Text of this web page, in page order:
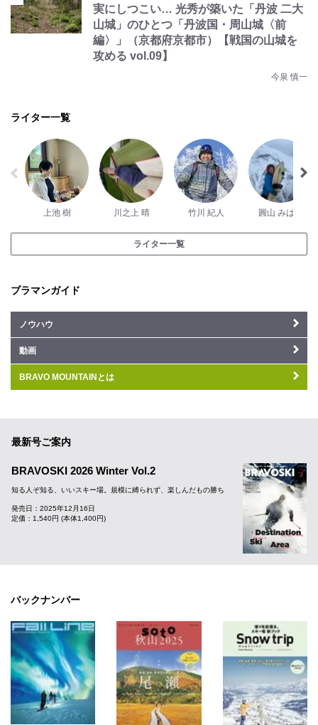
実にしつこい… 光秀が築いた「丹波 二大
山城」のひとつ「丹波国・周山城〈前
編〉」（京都府京都市）【戦国の山城を
攻める vol.09】
今泉 慎一
ライター一覧
上池 樹 川之上 晴 竹川 紀人 圓山 みはる
ライター一覧
ブラマンガイド
ノウハウ
動画
BRAVO MOUNTAINとは
最新号ご案内
BRAVOSKI 2026 Winter Vol.2
知る人ぞ知る、いいスキー場。規模に縛られず、楽しんだもの勝ち
発売日：2025年12月16日
定価：1,540円 (本体1,400円)
バックナンバー